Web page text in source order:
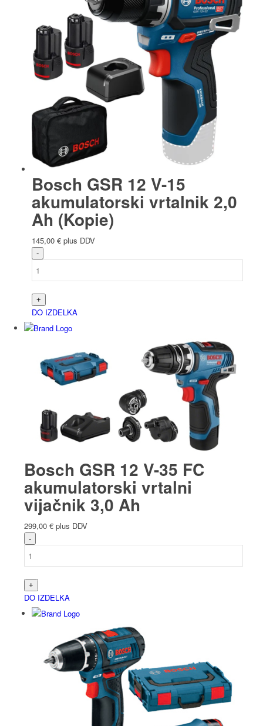
Bosch GSR 12 V-15
akumulatorski vrtalnik 2,0
Ah (Kopie)
145,00 € plus DDV
DO IZDELKA
Bosch GSR 12 V-35 FC
akumulatorski vrtalni
vijačnik 3,0 Ah
299,00 € plus DDV
DO IZDELKA